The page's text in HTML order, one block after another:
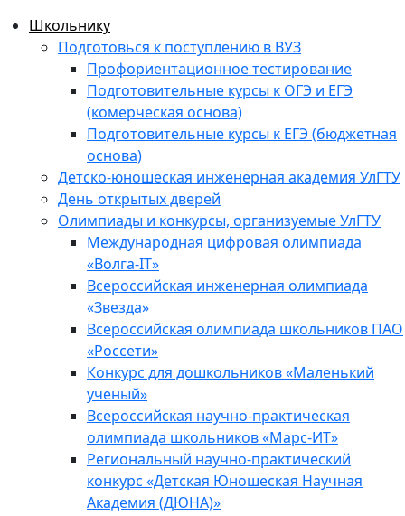
Школьнику
Подготовься к поступлению в ВУЗ
Профориентационное тестирование
Подготовительные курсы к ОГЭ и ЕГЭ
(комерческая основа)
Подготовительные курсы к ЕГЭ (бюджетная
основа)
Детско-юношеская инженерная академия УлГТУ
День открытых дверей
Олимпиады и конкурсы, организуемые УлГТУ
Международная цифровая олимпиада
«Волга-IT»
Всероссийская инженерная олимпиада
«Звезда»
Всероссийская олимпиада школьников ПАО
«Россети»
Конкурс для дошкольников «Маленький
ученый»
Всероссийская научно-практическая
олимпиада школьников «Марс-ИТ»
Региональный научно-практический
конкурс «Детская Юношеская Научная
Академия (ДЮНА)»